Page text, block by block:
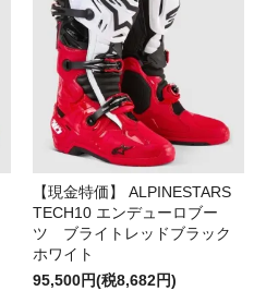
【現金特価】 ALPINESTARS
TECH10 エンデューロブー
ツ ブライトレッドブラック
ホワイト
95,500円(税8,682円)